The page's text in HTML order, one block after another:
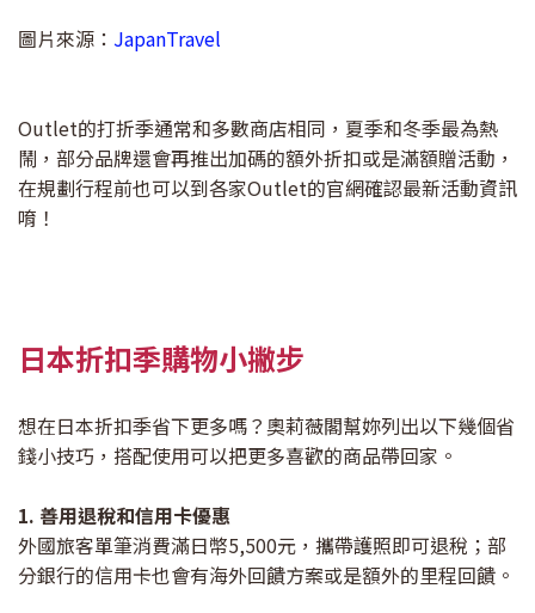
圖片來源： JapanTravel
Outlet的打折季通常和多數商店相同，夏季和冬季最為熱
鬧，部分品牌還會再推出加碼的額外折扣或是滿額贈活動，
在規劃行程前也可以到各家Outlet的官網確認最新活動資訊
唷！
日本折扣季購物小撇步
想在日本折扣季省下更多嗎？奧莉薇閣幫妳列出以下幾個省
錢小技巧，搭配使用可以把更多喜歡的商品帶回家。
1. 善用退稅和信用卡優惠
外國旅客單筆消費滿日幣5,500元，攜帶護照即可退稅；部
分銀行的信用卡也會有海外回饋方案或是額外的里程回饋。